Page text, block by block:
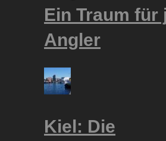
Ein Traum für
Angler
Kiel: Die